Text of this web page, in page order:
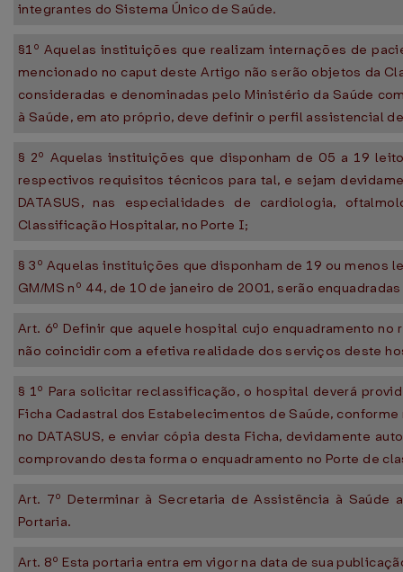
integrantes do Sistema Único de Saúde.
§1º Aquelas instituições que realizam internações de
mencionado no caput deste Artigo não serão objetos da
consideradas e denominadas pelo Ministério da Saúde
à Saúde, em ato próprio, deve definir o perfil assistencial
§ 2º Aquelas instituições que disponham de 05 a 19
respectivos requisitos técnicos para tal, e sejam
DATASUS, nas especialidades de cardiologia,
Classificação Hospitalar, no Porte I;
§ 3º Aquelas instituições que disponham de 19 ou
GM/MS nº 44, de 10 de janeiro de 2001, serão
Art. 6º Definir que aquele hospital cujo enquadramento
não coincidir com a efetiva realidade dos serviços deste
§ 1º Para solicitar reclassificação, o hospital deverá
Ficha Cadastral dos Estabelecimentos de Saúde,
no DATASUS, e enviar cópia desta Ficha, devidamente
comprovando desta forma o enquadramento no Porte de
Art. 7º Determinar à Secretaria de Assistência à
Portaria.
Art. 8º Esta portaria entra em vigor na data de sua